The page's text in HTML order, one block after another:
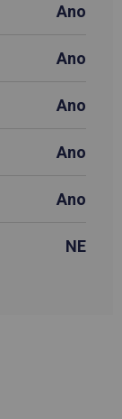
Ano
Ano
Ano
Ano
Ano
NE